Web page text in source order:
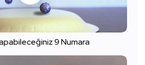
9 Numara